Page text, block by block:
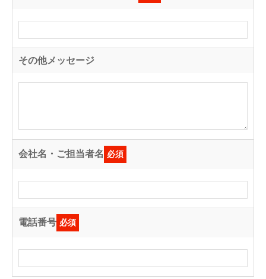
その他メッセージ
会社名・ご担当者名 必須
電話番号 必須